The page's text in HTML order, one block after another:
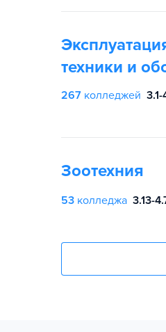
техники и
267 колледжей
Зоотехния
53 колледжа 3.13-